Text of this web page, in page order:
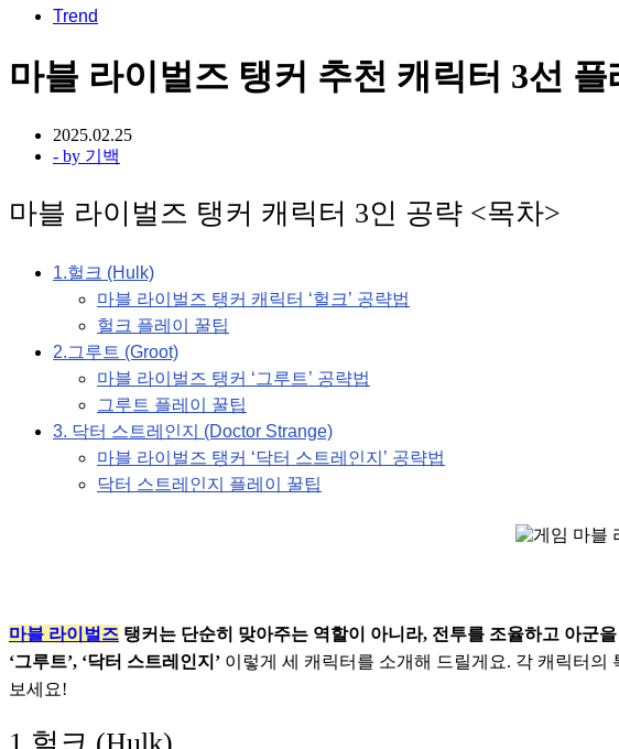
Trend
마블 라이벌즈 탱커 추천 캐릭터 3선
2025.02.25
- by 기백
마블 라이벌즈 탱커 캐릭터 3인 공략 <목차>
1.헐크 (Hulk)
마블 라이벌즈 탱커 캐릭터 ‘헐크’ 공략법
헐크 플레이 꿀팁
2.그루트 (Groot)
마블 라이벌즈 탱커 ‘그루트’ 공략법
그루트 플레이 꿀팁
3. 닥터 스트레인지 (Doctor Strange)
마블 라이벌즈 탱커 ‘닥터 스트레인지’ 공략법
닥터 스트레인지 플레이 꿀팁
마블 라이벌즈 탱커는 단순히 맞아주는 역할이 아니라, 전투를 조율하고 아군
‘그루트’, ‘닥터 스트레인지’ 이렇게 세 캐릭터를 소개해 드릴게요. 각 캐릭터
보세요!